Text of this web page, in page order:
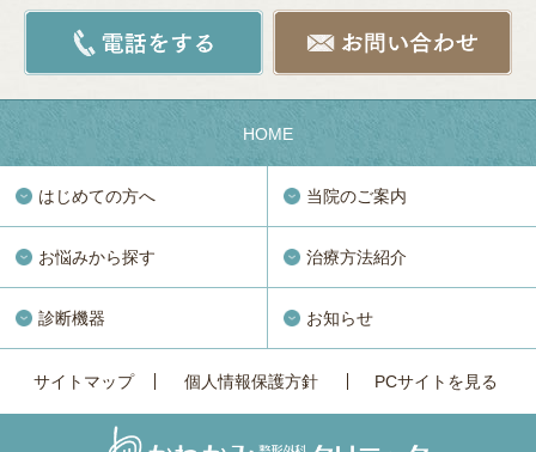
HOME
はじめての方へ 当院のご案内
お悩みから探す 治療方法紹介
診断機器 お知らせ
サイトマップ 個人情報保護方針 PCサイトを見る